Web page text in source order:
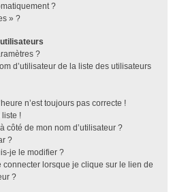
?
» ?
?
d’utilisateur de la liste des utilisateurs
n’est toujours pas correcte !
liste !
côté de mon nom d’utilisateur ?
?
je le modifier ?
connecter lorsque je clique sur le lien de
?